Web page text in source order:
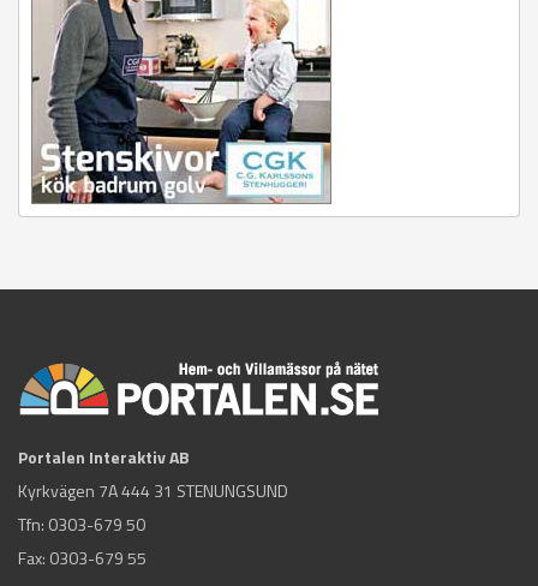
Portalen Interaktiv AB
Kyrkvägen 7A 444 31 STENUNGSUND
Tfn: 0303-679 50
Fax: 0303-679 55